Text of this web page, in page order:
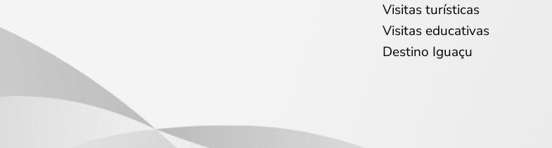
Visitas turísticas
Visitas educativas
Destino Iguaçu